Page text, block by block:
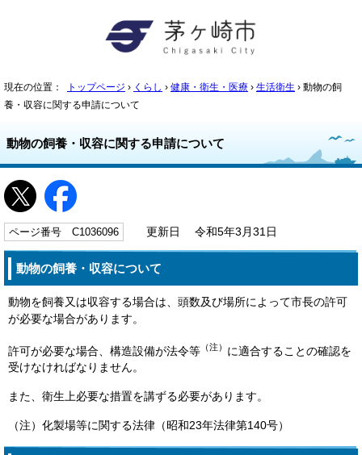
現在の位置： トップページ › くらし › 健康・衛生・医療 › 生活衛生 › 動物の飼
養・収容に関する申請について
動物の飼養・収容に関する申請について
ページ番号 C1036096 更新日 令和5年3月31日
動物の飼養・収容について
動物を飼養又は収容する場合は、頭数及び場所によって市長の許可
が必要な場合があります。
許可が必要な場合、構造設備が法令等 （注） に適合することの確認を
受けなければなりません。
また、衛生上必要な措置を講ずる必要があります。
（注）化製場等に関する法律（昭和23年法律第140号）